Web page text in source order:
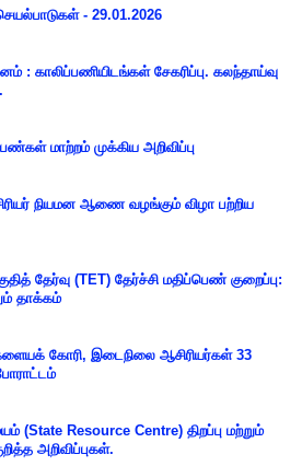
- 29.01.2026
: காலிப்பணியிடங்கள் சேகரிப்பு. கலந்தாய்வு
மாற்றம் முக்கிய அறிவிப்பு
நியமன ஆணை வழங்கும் விழா பற்றிய
தேர்வு (TET) தேர்ச்சி மதிப்பெண் குறைப்பு:
தாக்கம்
கோரி, இடைநிலை ஆசிரியர்கள் 33
(State Resource Centre) திறப்பு மற்றும்
அறிவிப்புகள்.